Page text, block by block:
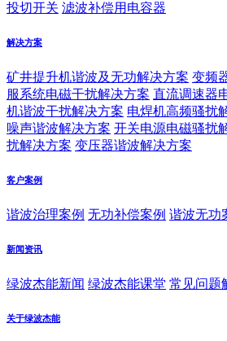
投切开关 滤波补偿用电容器
解决方案
矿井提升机谐波及无功解决方案 变频
服系统电磁干扰解决方案 直流调速器
机谐波干扰解决方案 电焊机高频骚扰
噪声谐波解决方案 开关电源电磁骚扰
扰解决方案 变压器谐波解决方案
客户案例
谐波治理案例 无功补偿案例 谐波无功
新闻资讯
绿波杰能新闻 绿波杰能课堂 常见问题
关于绿波杰能